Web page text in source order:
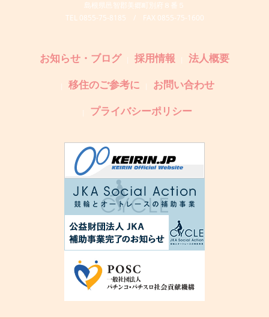
島根県邑智郡美郷町別府８番５
TEL 0855-75-8185 / FAX 0855-75-1600
お知らせ・ブログ 採用情報
法人概要
移住のご参考に
お問い合わせ
プライバシーポリシー